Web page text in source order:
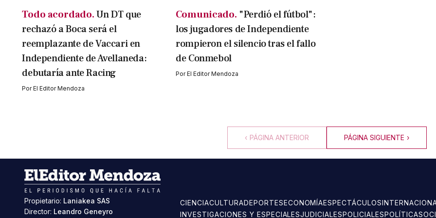
Todo acordado. Un DT que
rechazó a Boca será el
reemplazante de Vaccari en
Independiente de Avellaneda:
debutaría ante Racing
PorEl Editor Mendoza
Comunicado. "Perdió el fútbol":
los jugadores de Independiente
rompieron el silencio tras el fallo
de Conmebol
PorEl Editor Mendoza
‹ PÁGINA ANTERIOR PÁGINA SIGUIENTE ›
Propietario: Laniakea SAS
Director: Leandro Geneyro
CIENCIACULTURADEPORTESECONOMÍAESPECTÁCULOS
INVESTIGACIONES Y ESPECIALESJUDICIALESPOLICIALESPOLÍTICA